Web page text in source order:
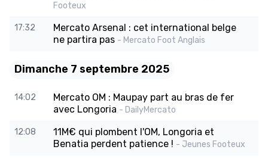
Footeux
17:32
Mercato Arsenal : cet international belge
ne partira pas - Mercato Foot Anglais
Dimanche 7 septembre 2025
14:02
Mercato OM : Maupay part au bras de fer
avec Longoria - DailyMercato
12:08
11M€ qui plombent l'OM, Longoria et
Benatia perdent patience ! - Jeunes Footeux